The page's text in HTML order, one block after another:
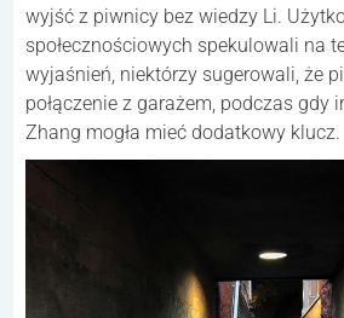
wyjść z piwnicy bez wiedzy Li.
społecznościowych spekulowali na
wyjaśnień, niektórzy sugerowali, że
połączenie z garażem, podczas gdy
Zhang mogła mieć dodatkowy klucz.